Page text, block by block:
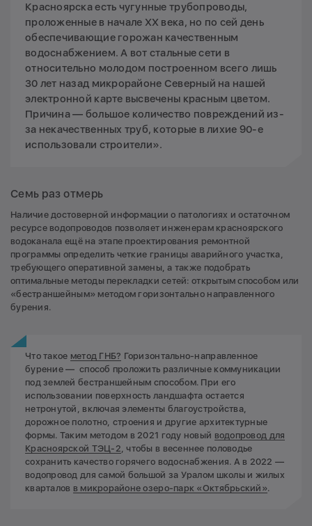
Красноярска есть чугунные трубопроводы,
проложенные в начале ХХ века, но по сей день
обеспечивающие горожан качественным
водоснабжением. А вот стальные сети в
относительно молодом построенном всего лишь
30 лет назад микрорайоне Северный на нашей
электронной карте высвечены красным цветом.
Причина — большое количество повреждений из-
за некачественных труб, которые в лихие 90-е
использовали строители».
Семь раз отмерь
Наличие достоверной информации о патологиях и остаточном
ресурсе водопроводов позволяет инженерам красноярского
водоканала ещё на этапе проектирования ремонтной
программы определить четкие границы аварийного участка,
требующего оперативной замены, а также подобрать
оптимальные методы перекладки сетей: открытым способом или
«бестраншейным» методом горизонтально направленного
бурения.
Что такое метод ГНБ? Горизонтально-направленное
бурение — способ проложить различные коммуникации
под землей бестраншейным способом. При его
использовании поверхность ландшафта остается
нетронутой, включая элементы благоустройства,
дорожное полотно, строения и другие архитектурные
формы. Таким методом в 2021 году новый водопровод для
Красноярской ТЭЦ-2, чтобы в весеннее половодье
сохранить качество горячего водоснабжения. А в 2022 —
водопровод для самой большой за Уралом школы и жилых
кварталов в микрорайоне озеро-парк «Октябрьский».